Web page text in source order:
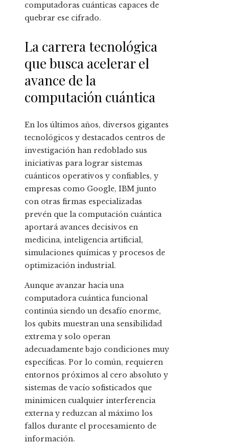
computadoras cuánticas capaces de
quebrar ese cifrado.
La carrera tecnológica
que busca acelerar el
avance de la
computación cuántica
En los últimos años, diversos gigantes
tecnológicos y destacados centros de
investigación han redoblado sus
iniciativas para lograr sistemas
cuánticos operativos y confiables, y
empresas como Google, IBM junto
con otras firmas especializadas
prevén que la computación cuántica
aportará avances decisivos en
medicina, inteligencia artificial,
simulaciones químicas y procesos de
optimización industrial.
Aunque avanzar hacia una
computadora cuántica funcional
continúa siendo un desafío enorme,
los qubits muestran una sensibilidad
extrema y solo operan
adecuadamente bajo condiciones muy
específicas. Por lo común, requieren
entornos próximos al cero absoluto y
sistemas de vacío sofisticados que
minimicen cualquier interferencia
externa y reduzcan al máximo los
fallos durante el procesamiento de
información.